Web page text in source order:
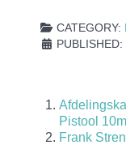
CATEGORY:
Pistool 10m
Frank